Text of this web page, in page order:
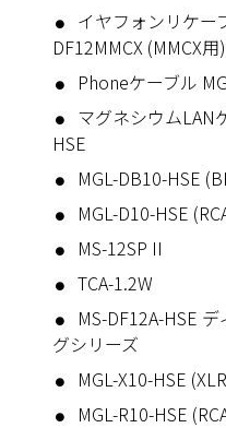
イヤフォンリケー
DF12MMCX (MMCX用)
Phoneケーブル
マグネシウムLAN
HSE
MGL-DB10-HSE
MGL-D10-HSE
MS-12SP II
TCA-1.2W
MS-DF12A-HSE
グシリーズ
MGL-X10-HSE
MGL-R10-HSE